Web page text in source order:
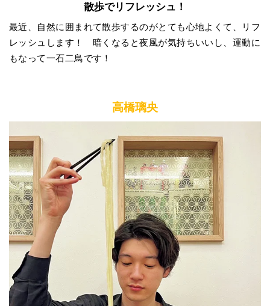
散歩でリフレッシュ！
最近、自然に囲まれて散歩するのがとても心地よくて、リフ
レッシュします！ 暗くなると夜風が気持ちいいし、運動に
もなって一石二鳥です！
高橋璃央